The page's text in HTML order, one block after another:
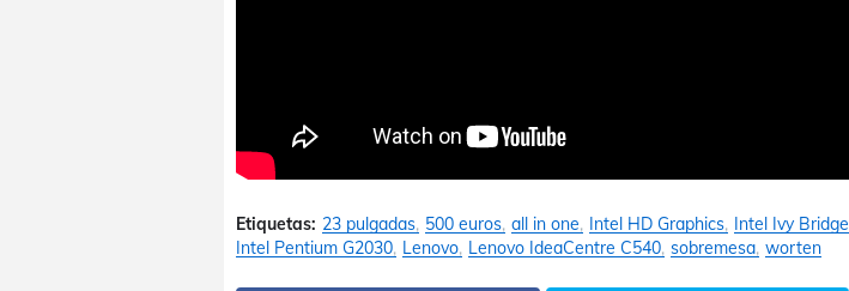
Etiquetas: 23 pulgadas 500 euros all in one Intel HD Graphics
Intel Ivy Bridge
Intel Pentium G2030 Lenovo Lenovo IdeaCentre C540 sobremesa worten